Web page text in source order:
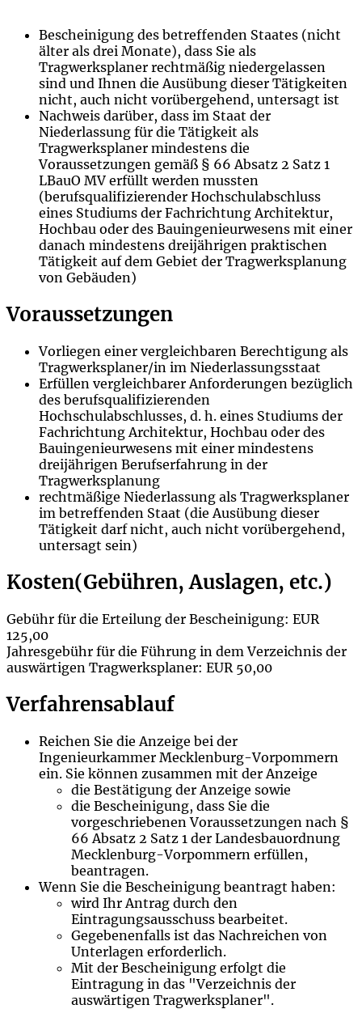
Bescheinigung des betreffenden Staates (nicht
älter als drei Monate), dass Sie als
Tragwerksplaner rechtmäßig niedergelassen
sind und Ihnen die Ausübung dieser Tätigkeiten
nicht, auch nicht vorübergehend, untersagt ist
Nachweis darüber, dass im Staat der
Niederlassung für die Tätigkeit als
Tragwerksplaner mindestens die
Voraussetzungen gemäß § 66 Absatz 2 Satz 1
LBauO MV erfüllt werden mussten
(berufsqualifizierender Hochschulabschluss
eines Studiums der Fachrichtung Architektur,
Hochbau oder des Bauingenieurwesens mit einer
danach mindestens dreijährigen praktischen
Tätigkeit auf dem Gebiet der Tragwerksplanung
von Gebäuden)
Voraussetzungen
Vorliegen einer vergleichbaren Berechtigung als
Tragwerksplaner/in im Niederlassungsstaat
Erfüllen vergleichbarer Anforderungen bezüglich
des berufsqualifizierenden
Hochschulabschlusses, d. h. eines Studiums der
Fachrichtung Architektur, Hochbau oder des
Bauingenieurwesens mit einer mindestens
dreijährigen Berufserfahrung in der
Tragwerksplanung
rechtmäßige Niederlassung als Tragwerksplaner
im betreffenden Staat (die Ausübung dieser
Tätigkeit darf nicht, auch nicht vorübergehend,
untersagt sein)
Kosten(Gebühren, Auslagen, etc.)
Gebühr für die Erteilung der Bescheinigung: EUR
125,00
Jahresgebühr für die Führung in demVerzeichnis der
auswärtigen Tragwerksplaner: EUR 50,00
Verfahrensablauf
Reichen Sie die Anzeige bei der
Ingenieurkammer Mecklenburg-Vorpommern
ein. Sie können zusammen mit der Anzeige
die Bestätigung der Anzeige sowie
die Bescheinigung, dass Sie die
vorgeschriebenen Voraussetzungen nach §
66 Absatz 2 Satz 1 der Landesbauordnung
Mecklenburg-Vorpommern erfüllen,
beantragen.
Wenn Sie die Bescheinigung beantragt haben:
wird Ihr Antrag durch den
Eintragungsausschuss bearbeitet.
Gegebenenfalls ist das Nachreichen von
Unterlagen erforderlich.
Mit der Bescheinigung erfolgt die
Eintragung in das "Verzeichnis der
auswärtigen Tragwerksplaner".